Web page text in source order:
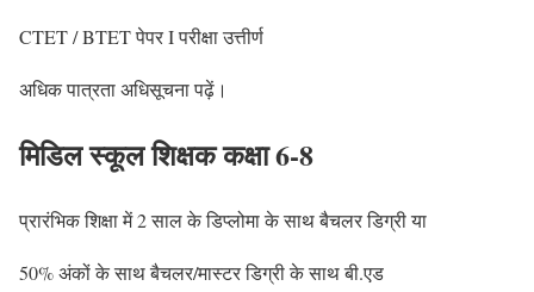
CTET / BTET पेपर I परीक्षा उत्तीर्ण
अधिक पात्रता अधिसूचना पढ़ें।
मिडिल स्कूल शिक्षक कक्षा 6-8
प्रारंभिक शिक्षा में 2 साल के डिप्लोमा के साथ बैचलर डिग्री या
50% अंकों के साथ बैचलर/मास्टर डिग्री के साथ बी.एड